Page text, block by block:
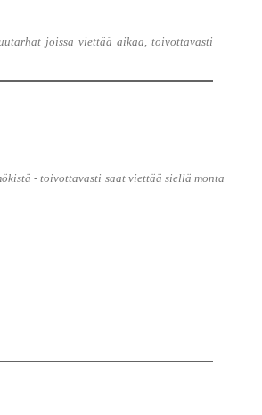
joissa viettää aikaa, toivottavasti
- toivottavasti saat viettää siellä monta